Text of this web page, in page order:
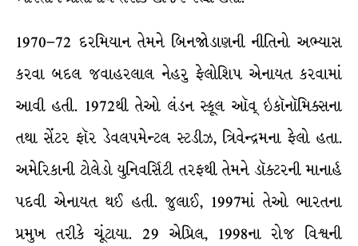
1970–72 દરમિયાન તેમને બિનજોડાણની નીતિનો અભ્યાસ
કરવા બદલ જવાહરલાલ નેહરુ ફેલોશિપ એનાયત કરવામાં
આવી હતી. 1972થી તેઓ લંડન સ્કૂલ ઑવ્ ઇકૉનૉમિક્સના
તથા સેંટર ફૉર ડેવલપમેન્ટલ સ્ટડીઝ, ત્રિવેન્દ્રમના ફેલો હતા.
અમેરિકાની ટોલેડો યુનિવર્સિટી તરફથી તેમને ડૉક્ટરની માનાર્હ
પદવી એનાયત થઈ હતી. જુલાઈ, 1997માં તેઓ ભારતના
પ્રમુખ તરીકે ચૂંટાયા. 29 એપ્રિલ, 1998ના રોજ વિશ્વની